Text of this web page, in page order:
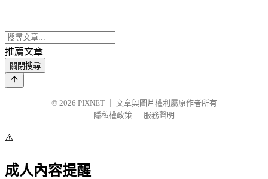
推薦文章
關閉搜尋
© 2026 PIXNET
文章與圖片權利屬原作者所有
隱私權政策
服務聲明
⚠️
成人內容提醒